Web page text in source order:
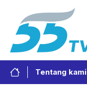
Tentang kami